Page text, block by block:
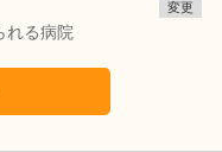
れる病院
変更